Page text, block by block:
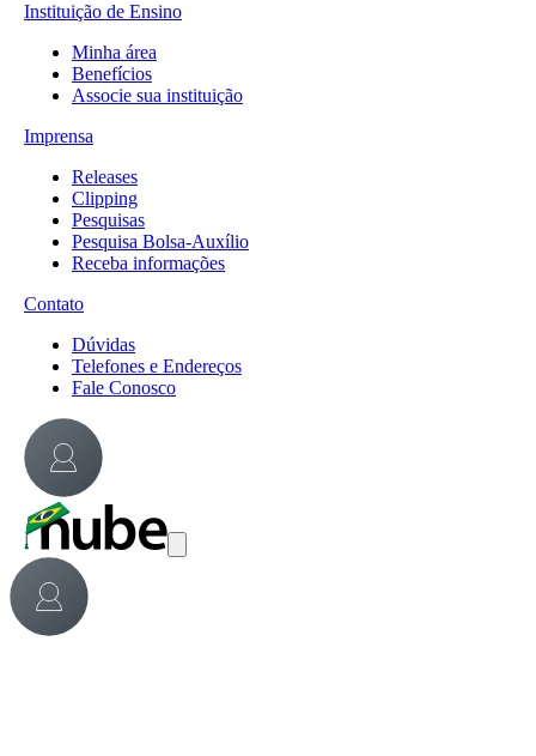
Instituição de Ensino
Minha área
Benefícios
Associe sua instituição
Imprensa
Releases
Clipping
Pesquisas
Pesquisa Bolsa-Auxílio
Receba informações
Contato
Dúvidas
Telefones e Endereços
Fale Conosco